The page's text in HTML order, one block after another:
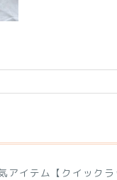
アイテム【クイックラ